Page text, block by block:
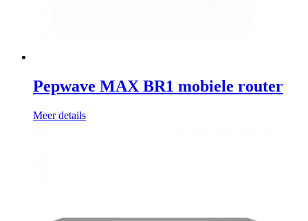
Pepwave MAX BR1 mobiele router
Meer details